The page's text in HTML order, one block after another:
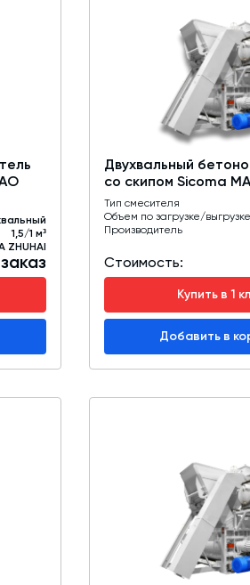
1,5/1 м³
ZHUHAI
Двухвальный
со скипом Sicoma
Тип смесителя
Объем по загрузке/выгрузке
Производитель
Стоимость:
Купить в 1
Добавить в